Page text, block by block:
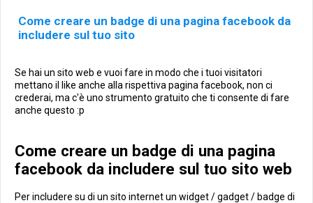
Come creare un badge di una pagina facebook da
includere sul tuo sito
Se hai un sito web e vuoi fare in modo che i tuoi visitatori
mettano il like anche alla rispettiva pagina facebook, non ci
crederai, ma c'è uno strumento gratuito che ti consente di fare
anche questo :p
Come creare un badge di una pagina
facebook da includere sul tuo sito web
Per includere su di un sito internet un widget / gadget / badge di